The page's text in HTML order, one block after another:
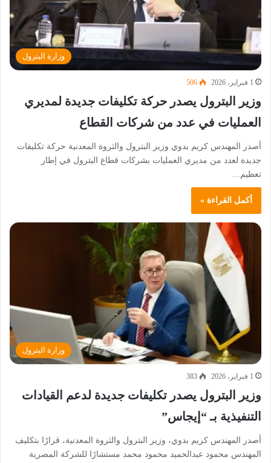
وزارة البترول
1 فبراير، 2026 506
وزير البترول يصدر حركة تكليفات جديدة لمديري
العمليات في عدد من شركات القطاع
أصدر المهندس كريم بدوي وزير البترول والثروة المعدنية حركة تكليفات
جديدة لعدد من مديري العمليات بشركات قطاع البترول في إطار
تعظيم…
أكمل القراءة »
وزارة البترول
1 فبراير، 2026 383
وزير البترول يصدر تكليفات جديدة لدعم القيادات
التنفيذية بـ “إيجاس”
أصدر المهندس كريم بدوي، وزير البترول والثروة المعدنية، قرارًا بتكليف
المهندس محمود عبدالحميد محمود محمد مستشارًا للشركة المصرية